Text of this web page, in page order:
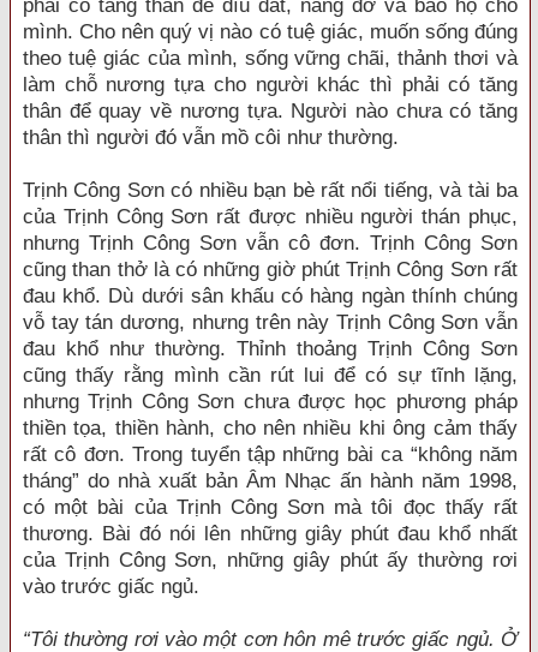
phải có tăng thân để dìu dắt, nâng đỡ và bảo hộ cho
mình. Cho nên quý vị nào có tuệ giác, muốn sống đúng
theo tuệ giác của mình, sống vững chãi, thảnh thơi và
làm chỗ nương tựa cho người khác thì phải có tăng
thân để quay về nương tựa. Người nào chưa có tăng
thân thì người đó vẫn mồ côi như thường.
Trịnh Công Sơn có nhiều bạn bè rất nổi tiếng, và tài ba
của Trịnh Công Sơn rất được nhiều người thán phục,
nhưng Trịnh Công Sơn vẫn cô đơn. Trịnh Công Sơn
cũng than thở là có những giờ phút Trịnh Công Sơn rất
đau khổ. Dù dưới sân khấu có hàng ngàn thính chúng
vỗ tay tán dương, nhưng trên này Trịnh Công Sơn vẫn
đau khổ như thường. Thỉnh thoảng Trịnh Công Sơn
cũng thấy rằng mình cần rút lui để có sự tĩnh lặng,
nhưng Trịnh Công Sơn chưa được học phương pháp
thiền tọa, thiền hành, cho nên nhiều khi ông cảm thấy
rất cô đơn. Trong tuyển tập những bài ca “không năm
tháng” do nhà xuất bản Âm Nhạc ấn hành năm 1998,
có một bài của Trịnh Công Sơn mà tôi đọc thấy rất
thương. Bài đó nói lên những giây phút đau khổ nhất
của Trịnh Công Sơn, những giây phút ấy thường rơi
vào trước giấc ngủ.
“Tôi thường rơi vào một cơn hôn mê trước giấc ngủ. Ở